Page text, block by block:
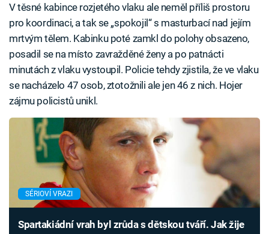
V těsné kabince rozjetého vlaku ale neměl příliš prostoru
pro koordinaci, a tak se „spokojil“ s masturbací nad jejím
mrtvým tělem. Kabinku poté zamkl do polohy obsazeno,
posadil se na místo zavražděné ženy a po patnácti
minutách z vlaku vystoupil. Policie tehdy zjistila, že ve vlaku
se nacházelo 47 osob, ztotožnili ale jen 46 z nich. Hojer
zájmu policistů unikl.
SÉRIOVÍ VRAZI
Spartakiádní vrah byl zrůda s dětskou tváří. Jak žije